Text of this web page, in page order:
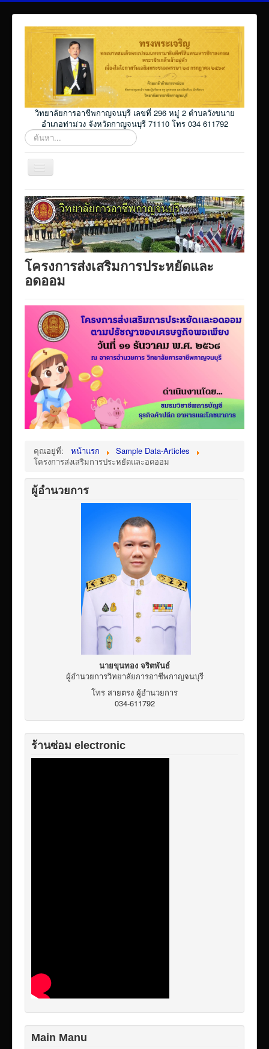
วิทยาลัยการอาชีพกาญจนบุรี เลขที่ 296 หมู่ 2 ตำบลวังขนาย
อำเภอท่าม่วง จังหวัดกาญจนบุรี 71110 โทร 034 611792
ค้นหา...
สลับ
เก
ชั่น
Home
โปรแกรม ศธ02 ออนไลน์
Elearning_kicec
Facebookงานประชาสัมพันธ์
VTR แนะนำวิทยาลัย
ID-PLAN
พัสดุ/จัดซื่อจัดจ้าง
Link รวมระบบรายงานข้อมูลต่าง ๆ
ติดต่อวิทยาลัย
แบบประเมินครูผู้สอน
ห้องสมุดอิเล็กทรอนิกส์
รวม Link หน้าเว็บ QRCode
กฎหมายด้านการศึกษา
ร้องเรียน/ร้องทุกข์/สอบถามรายละเอียด
ข้อมูลเปิดเผยต่อสาธารณะ ita 2569
โครงการส่งเสริมการประหยัดและ
อดออม
คุณอยู่ที่: หน้าแรก
Sample Data-Articles
โครงการส่งเสริมการประหยัดและอดออม
ผู้อำนวยการ
นายขุนทอง จริตพันธ์
ผู้อำนวยการวิทยาลัยการอาชีพกาญจนบุรี
โทร สายตรง ผู้อำนวยการ
034-611792
ร้านซ่อม electronic
Main Manu